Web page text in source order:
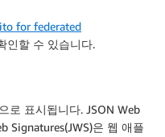
for federated
인할 수 있습니다.
로 표시됩니다. JSON Web
Signatures(JWS)은 웹 애플